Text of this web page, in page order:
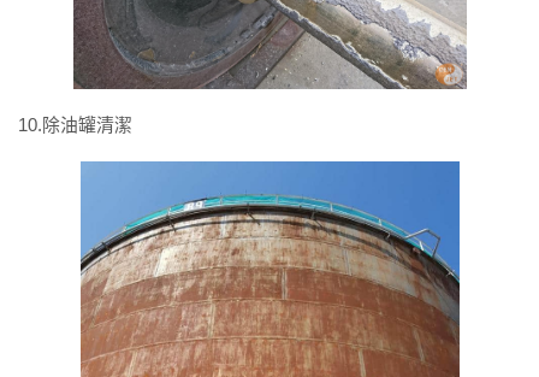
10.除油罐清潔